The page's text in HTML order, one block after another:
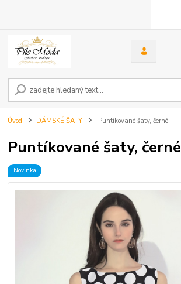
Úvod DÁMSKÉ ŠATY Puntíkované šaty, černé
Puntíkované šaty, černé
Novinka